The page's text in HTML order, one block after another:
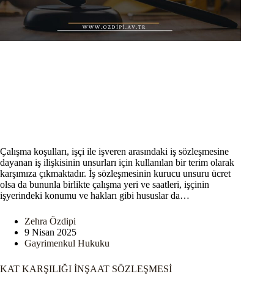
Çalışma koşulları, işçi ile işveren arasındaki iş sözleşmesine
dayanan iş ilişkisinin unsurları için kullanılan bir terim olarak
karşımıza çıkmaktadır. İş sözleşmesinin kurucu unsuru ücret
olsa da bununla birlikte çalışma yeri ve saatleri, işçinin
işyerindeki konumu ve hakları gibi hususlar da…
Zehra Özdipi
9 Nisan 2025
Gayrimenkul Hukuku
KAT KARŞILIĞI İNŞAAT SÖZLEŞMESİ